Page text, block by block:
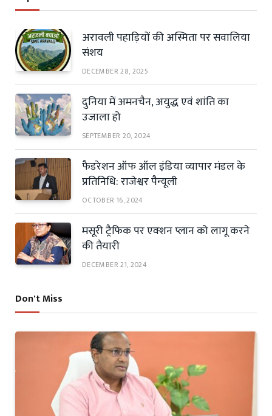
अरावली पहाड़ियों की अस्मिता पर सवालिया
संशय
DECEMBER 28, 2025
दुनिया में अमनचैन, अयुद्ध एवं शांति का
उजाला हो
SEPTEMBER 20, 2024
फैडरेशन ऑफ ऑल इंडिया व्यापार मंडल के
प्रतिनिधि: राजेश्वर पैन्यूली
OCTOBER 16, 2024
मसूरी ट्रैफिक पर एक्शन प्लान को लागू करने
की तैयारी
DECEMBER 21, 2024
Don't Miss